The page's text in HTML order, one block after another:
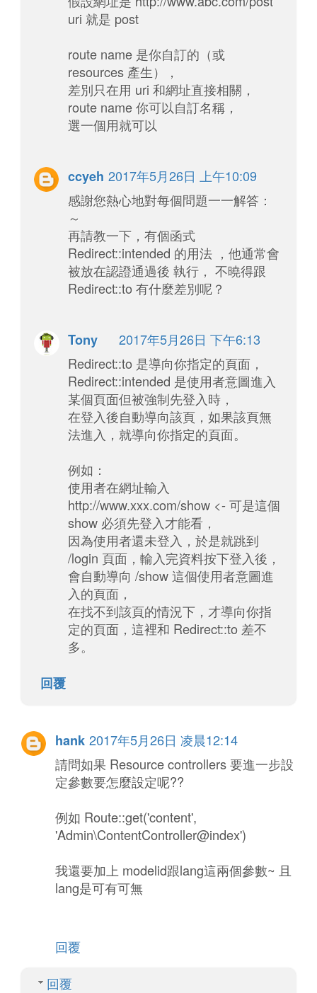
uri 就是 post
route name 是你自訂的（或
resources 產生），
差別只在用 uri 和網址直接相關，
route name 你可以自訂名稱，
選一個用就可以
ccyeh 2017年5月26日 上午10:09
感謝您熱心地對每個問題一一解答：
～
再請教一下，有個函式
Redirect::intended 的用法 ，他通常會
被放在認證通過後 執行， 不曉得跟
Redirect::to 有什麼差別呢？
Tony
2017年5月26日 下午6:13
Redirect::to 是導向你指定的頁面，
Redirect::intended 是使用者意圖進入
某個頁面但被強制先登入時，
在登入後自動導向該頁，如果該頁無
法進入，就導向你指定的頁面。
例如：
使用者在網址輸入
http://www.xxx.com/show <- 可是這個
show 必須先登入才能看，
因為使用者還未登入，於是就跳到
/login 頁面，輸入完資料按下登入後，
會自動導向 /show 這個使用者意圖進
入的頁面，
在找不到該頁的情況下，才導向你指
定的頁面，這裡和 Redirect::to 差不
多。
回覆
hank 2017年5月26日 凌晨12:14
請問如果 Resource controllers 要進一步設
定參數要怎麼設定呢??
例如 Route::get('content',
'Admin\ContentController@index')
我還要加上 modelid跟lang這兩個參數~ 且
lang是可有可無
回覆
回覆